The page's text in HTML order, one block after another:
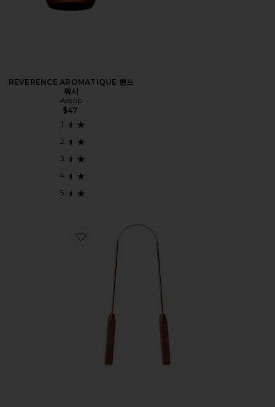
REVERENCE AROMATIQUE 핸드
워시
Aesop
$47
Favorite 혀 스크레이퍼